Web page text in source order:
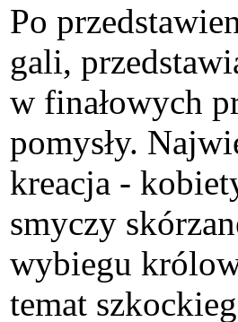
Po
gali,
w finałowych
pomysły.
kreacja -
smyczy
wybiegu
temat